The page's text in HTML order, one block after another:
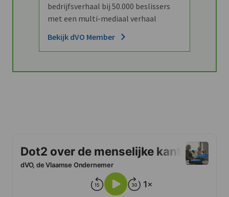
bedrijfsverhaal bij 50.000 beslissers
met een multi-mediaal verhaal
Bekijk dVO Member